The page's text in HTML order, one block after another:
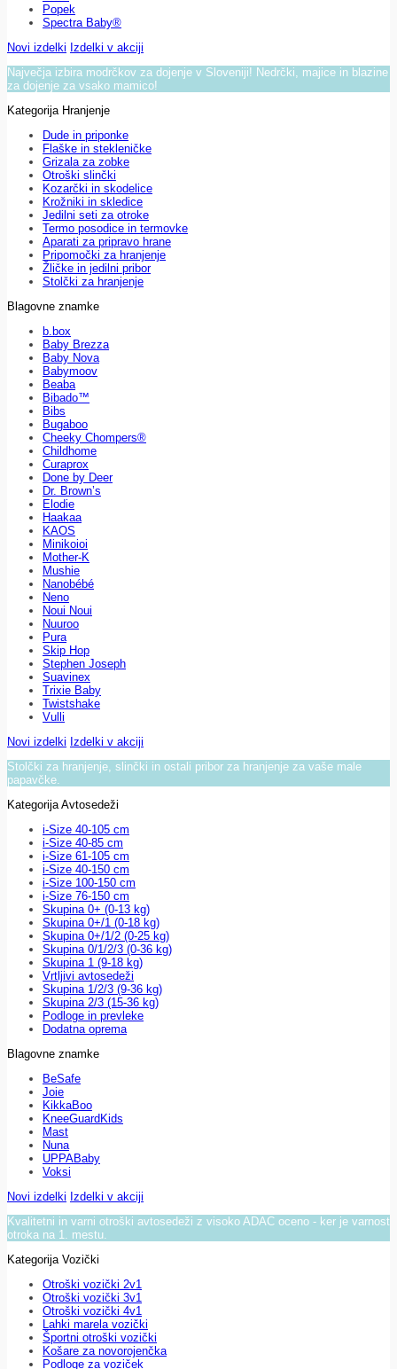
Popek
Spectra Baby®
Novi izdelki Izdelki v akciji
Največja izbira modrčkov za dojenje v Sloveniji! Nedrčki, majice in blazine
za dojenje za vsako mamico!
Kategorija Hranjenje
Dude in priponke
Flaške in stekleničke
Grizala za zobke
Otroški slinčki
Kozarčki in skodelice
Krožniki in skledice
Jedilni seti za otroke
Termo posodice in termovke
Aparati za pripravo hrane
Pripomočki za hranjenje
Žličke in jedilni pribor
Stolčki za hranjenje
Blagovne znamke
b.box
Baby Brezza
Baby Nova
Babymoov
Beaba
Bibado™
Bibs
Bugaboo
Cheeky Chompers®
Childhome
Curaprox
Done by Deer
Dr. Brown’s
Elodie
Haakaa
KAOS
Minikoioi
Mother-K
Mushie
Nanobébé
Neno
Noui Noui
Nuuroo
Pura
Skip Hop
Stephen Joseph
Suavinex
Trixie Baby
Twistshake
Vulli
Novi izdelki Izdelki v akciji
Stolčki za hranjenje, slinčki in ostali pribor za hranjenje za vaše male
papavčke.
Kategorija Avtosedeži
i-Size 40-105 cm
i-Size 40-85 cm
i-Size 61-105 cm
i-Size 40-150 cm
i-Size 100-150 cm
i-Size 76-150 cm
Skupina 0+ (0-13 kg)
Skupina 0+/1 (0-18 kg)
Skupina 0+/1/2 (0-25 kg)
Skupina 0/1/2/3 (0-36 kg)
Skupina 1 (9-18 kg)
Vrtljivi avtosedeži
Skupina 1/2/3 (9-36 kg)
Skupina 2/3 (15-36 kg)
Podloge in prevleke
Dodatna oprema
Blagovne znamke
BeSafe
Joie
KikkaBoo
KneeGuardKids
Mast
Nuna
UPPABaby
Voksi
Novi izdelki Izdelki v akciji
Kvalitetni in varni otroški avtosedeži z visoko ADAC oceno - ker je varnost
otroka na 1. mestu.
Kategorija Vozički
Otroški vozički 2v1
Otroški vozički 3v1
Otroški vozički 4v1
Lahki marela vozički
Športni otroški vozički
Košare za novorojenčka
Podloge za voziček